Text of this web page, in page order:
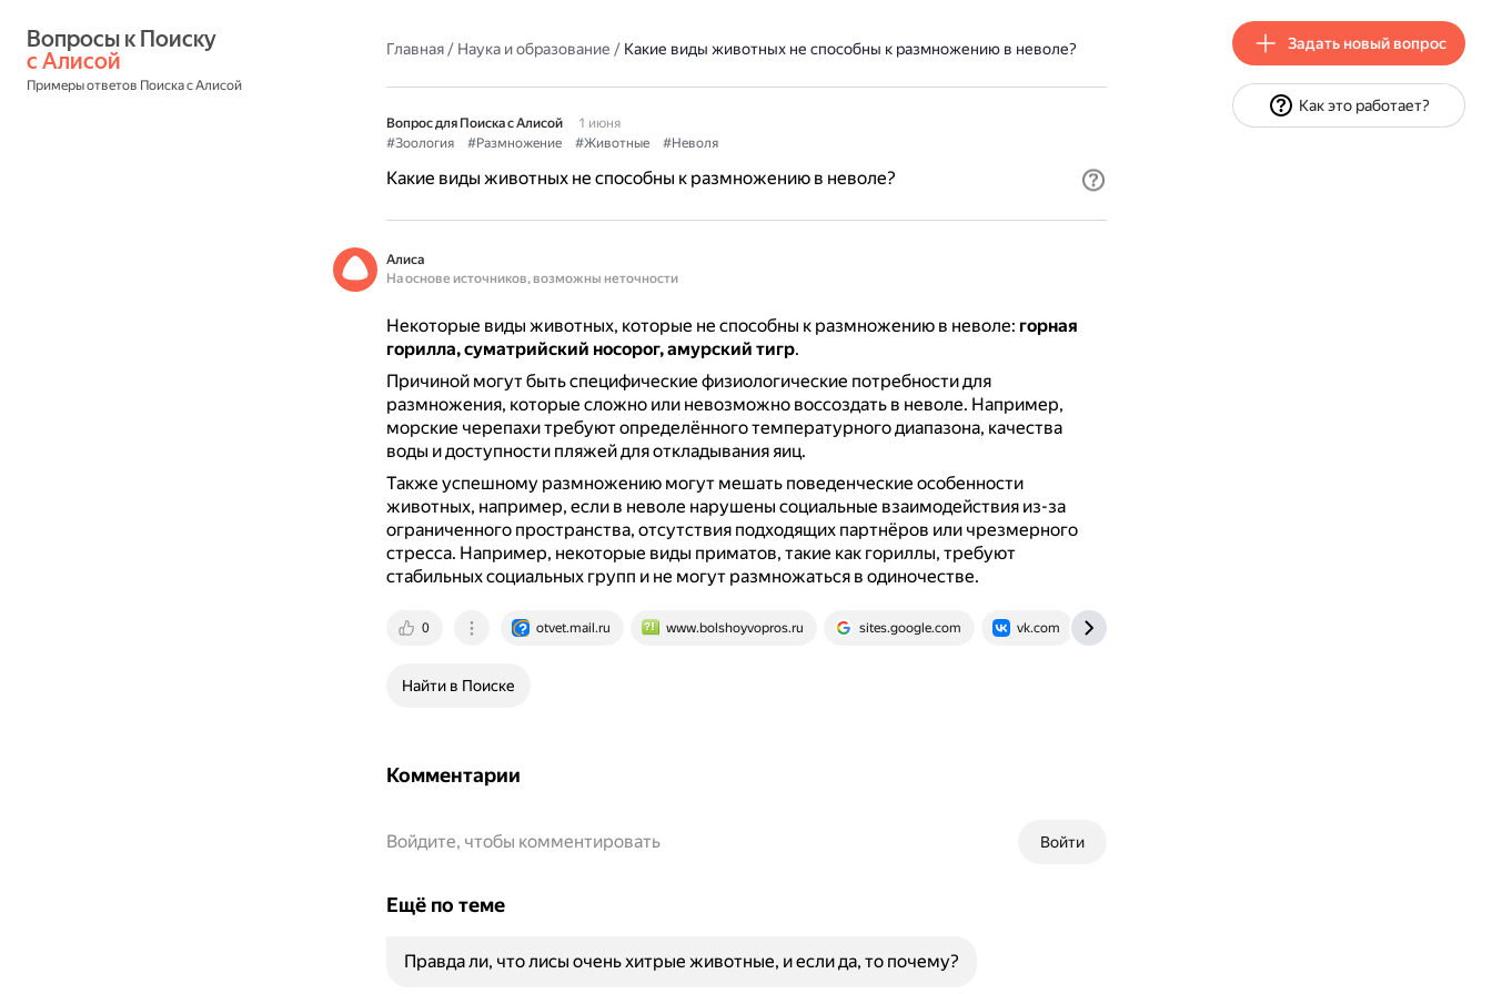
с Алисой
Примеры ответов Поиска с Алисой
Главная/ Наука и образование / Какие виды животных не способны к размножению в неволе?
Вопрос для Поиска с Алисой
1 июня
#Зоология
#Размножение #Животные #Неволя
Какие виды животных не способны к размножению в неволе?
Алиса
На основе источников, возможны неточности
Некоторые виды животных, которые не способны к размножению в неволе: горная
горилла, суматрийский носорог, амурский тигр.
Причиной могут быть специфические физиологические потребности для
размножения, которые сложно или невозможно воссоздать в неволе. Например,
морские черепахи требуют определённого температурного диапазона, качества
воды и доступности пляжей для откладывания яиц.
Также успешному размножению могут мешать поведенческие особенности
животных, например, если в неволе нарушены социальные взаимодействия из-за
ограниченного пространства, отсутствия подходящих партнёров или чрезмерного
стресса. Например, некоторые виды приматов, такие как гориллы, требуют
стабильных социальных групп и не могут размножаться в одиночестве.
0 otvet.mail.ru www.bolshoyvopros.ru sites.google.com vk.com
Найти в Поиске
Комментарии
Войти
Войдите, чтобы комментировать
Ещё по теме
Правда ли, что лисы очень хитрые животные, и если да, то почему?
Задать новый вопрос
Как это работает?